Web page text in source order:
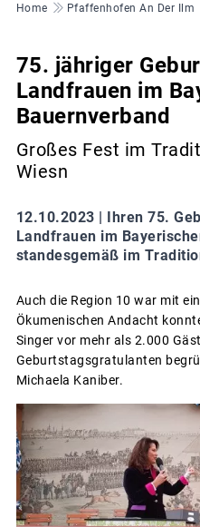
Pfadnavigation
Home Pfaffenhofen An Der Ilm
75. jähriger
Landfrauen im
Bauernverband
Großes Fest im
Wiesn
12.10.2023 | Ihren 75.
Landfrauen im
standesgemäß im
Auch die Region 10 war mit
Ökumenischen Andacht
Singer vor mehr als 2.000
Geburtstagsgratulanten
Michaela Kaniber.